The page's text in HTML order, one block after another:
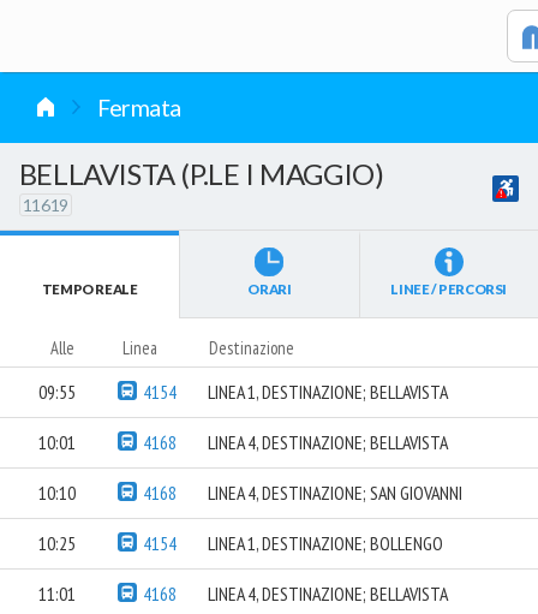
Fermata
BELLAVISTA (P.LE I MAGGIO)
11619
TEMPO REALE ORARI LINEE / PERCORSI
Alle Linea Destinazione
09:55 4154 LINEA 1, DESTINAZIONE; BELLAVISTA
10:01 4168 LINEA 4, DESTINAZIONE; BELLAVISTA
10:10 4168 LINEA 4, DESTINAZIONE; SAN GIOVANNI
10:25 4154 LINEA 1, DESTINAZIONE; BOLLENGO
11:01 4168 LINEA 4, DESTINAZIONE; BELLAVISTA